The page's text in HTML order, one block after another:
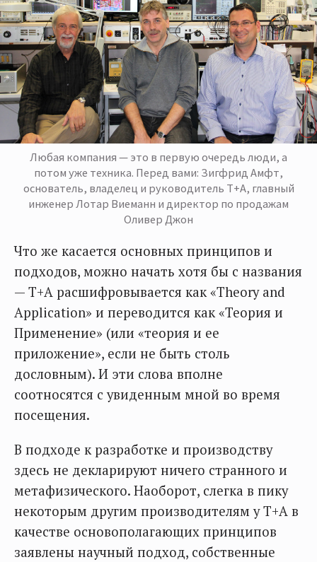
Любая компания — это в первую очередь люди, а
потом уже техника. Перед вами: Зигфрид Амфт,
основатель, владелец и руководитель T+A, главный
инженер Лотар Виeманн и директор по продажам
Оливер Джон
Что же касается основных принципов и
подходов, можно начать хотя бы с названия
— T+A расшифровывается как «Theory and
Application» и переводится как «Теория и
Применение» (или «теория и ее
приложение», если не быть столь
дословным). И эти слова вполне
соотносятся с увиденным мной во время
посещения.
В подходе к разработке и производству
здесь не декларируют ничего странного и
метафизического. Наоборот, слегка в пику
некоторым другим производителям у T+A в
качестве основополагающих принципов
заявлены научный подход, собственные